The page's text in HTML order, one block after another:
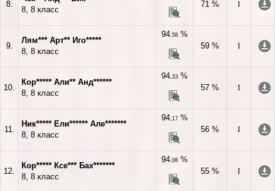
8.
8, 8 класс
71 %
I
9.
Лям*** Арт** Иго*****
8, 8 класс
94,58%
59 %
I
10.
Кор***** Али** Анд******
8, 8 класс
94,33%
57 %
I
11.
Ник***** Ели****** Але*******
8, 8 класс
94,17%
56 %
I
12.
Кор***** Ксе*** Бах*******
8, 8 класс
94,08%
55 %
I